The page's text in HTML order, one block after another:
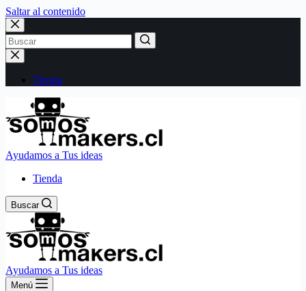
Saltar al contenido
Sin
resultados
Tienda
Ayudamos a Tus ideas
Tienda
Buscar
Ayudamos a Tus ideas
Menú